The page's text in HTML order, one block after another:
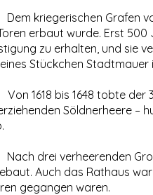
Dem kriegerischen Grafen
erbaut wurde. Erst
zu erhalten, und sie
Stückchen
Von 1618 bis 1648 tobte
Söldnerheere –
Nach drei verheerenden
Auch das Rathaus
gegangen waren.